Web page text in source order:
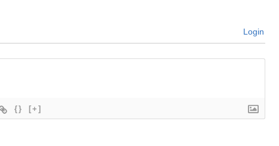
Login
{} [+]